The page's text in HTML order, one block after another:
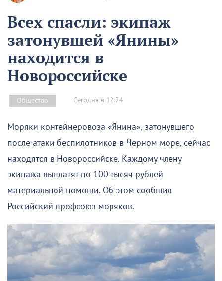
Всех спасли: экипаж
затонувшей «Янины»
находится в
Новороссийске
Общество Сегодня в 12:24
Моряки контейнеровоза «Янина», затонувшего
после атаки беспилотников в Черном море, сейчас
находятся в Новороссийске. Каждому члену
экипажа выплатят по 100 тысяч рублей
материальной помощи. Об этом сообщил
Российский профсоюз моряков.